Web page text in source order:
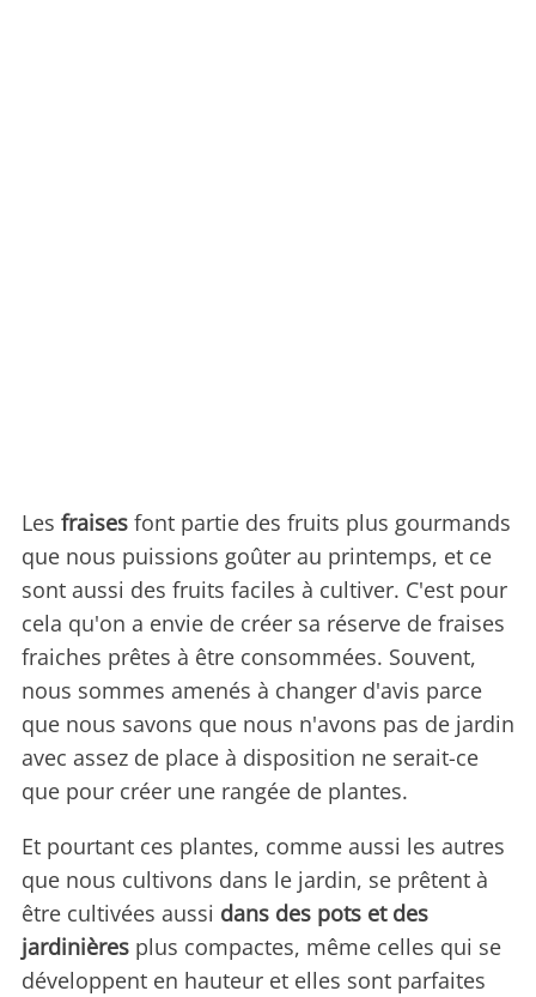
Les fraises font partie des fruits plus gourmands
que nous puissions goûter au printemps, et ce
sont aussi des fruits faciles à cultiver. C'est pour
cela qu'on a envie de créer sa réserve de fraises
fraiches prêtes à être consommées. Souvent,
nous sommes amenés à changer d'avis parce
que nous savons que nous n'avons pas de jardin
avec assez de place à disposition ne serait-ce
que pour créer une rangée de plantes.
Et pourtant ces plantes, comme aussi les autres
que nous cultivons dans le jardin, se prêtent à
être cultivées aussi dans des pots et des
jardinières plus compactes, même celles qui se
développent en hauteur et elles sont parfaites